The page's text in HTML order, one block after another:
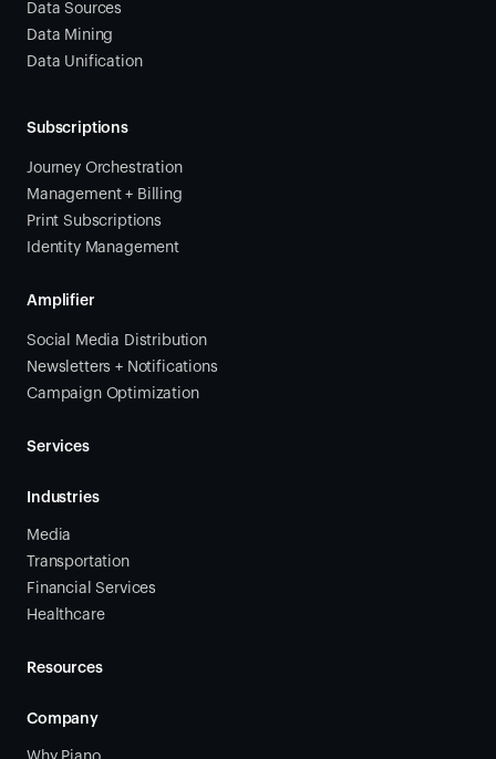
Data Sources
Data Mining
Data Unification
Subscriptions
Journey Orchestration
Management + Billing
Print Subscriptions
Identity Management
Amplifier
Social Media Distribution
Newsletters + Notifications
Campaign Optimization
Services
Industries
Media
Transportation
Financial Services
Healthcare
Resources
Company